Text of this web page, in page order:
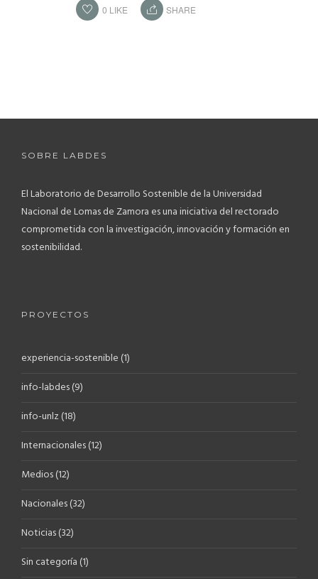
0 LIKE SHARE
SOBRE LABDES
El Laboratorio de Desarrollo Sostenible de la Universidad
Nacional de Lomas de Zamora es una iniciativa del rectorado
comprometida con la investigación, innovación y formación en
sostenibilidad.
PROYECTOS
experiencia-sostenible (1)
info-labdes(9)
info-unlz(18)
Internacionales(12)
Medios(12)
Nacionales(32)
Noticias(32)
Sin categoría (1)